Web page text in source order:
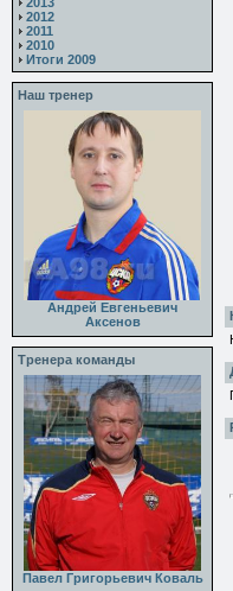
2012
2011
2010
Итоги 2009
Наш тренер
Андрей Евгеньевич
Аксенов
Тренера команды
Павел Григорьевич Коваль